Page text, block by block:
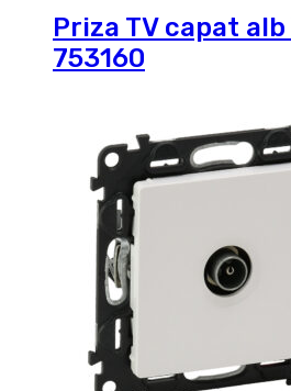
Priza TV capat
753160